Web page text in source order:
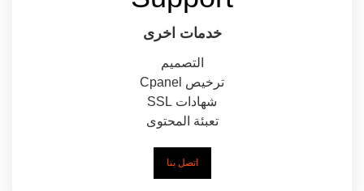
خدمات اخرى
التصميم
ترخيص Cpanel
شهادات SSL
تعبئة المحتوى
اتصل بنا